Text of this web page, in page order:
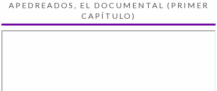
APEDREADOS, EL DOCUMENTAL (PRIMER
CAPÍTULO)